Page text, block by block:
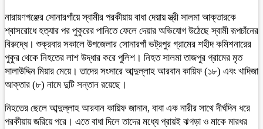
নারায়ণগঞ্জের সোনারগাঁয়ে স্বামীর পরকীয়ায় বাধা দেয়ায় স্ত্রী সালমা আক্তারকে
শ্বাসরোধে হত্যার পর পুকুরের পানিতে ফেলে দেয়ার অভিযোগ উঠেছে স্বামী রূপচাঁনের
বিরুদ্ধে। শুক্রবার সকালে উপজেলার সোনারগাঁ ভট্রপুর গ্রামের শহীদ কমিশনারের
পুকুর থেকে নিহতের লাশ উদ্ধার করে পুলিশ। নিহত সালমা তাজপুর গ্রামের মৃত
সালাউদ্দিন মিয়ার মেয়ে। তাদের সংসারে আব্দুল্লাহ আরবান কায়িফ (১৮) এবং খাদিজা
আক্তার (৮) নামে দুটি সন্তান রয়েছে।
নিহতের ছেলে আব্দুল্লাহ আরবান কায়িফ জানান, বাবা এক নারীর সাথে দীর্ঘদিন ধরে
পরকীয়ায় জরিয়ে পরে। এতে বাধা দিলে তাদের মধ্যে প্রায়ই ঝগড়া ও মাকে মারধর